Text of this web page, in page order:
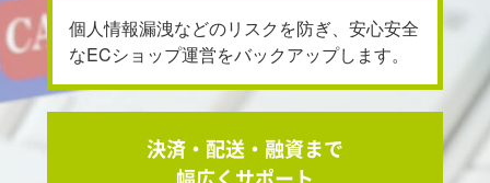
個人情報漏洩などのリスクを防ぎ、安心安全
なECショップ運営をバックアップします。
決済・配送・融資まで